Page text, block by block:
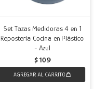
Set Tazas Medidoras 4 en 1
Repostería Cocina en Plástico
- Azul
$ 109